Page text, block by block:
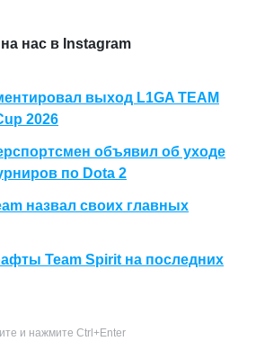
нас в Instagram
выход L1GA TEAM
2026
объявил об уходе
по Dota 2
назвал своих главных
Team Spirit на последних
и нажмите Ctrl+Enter